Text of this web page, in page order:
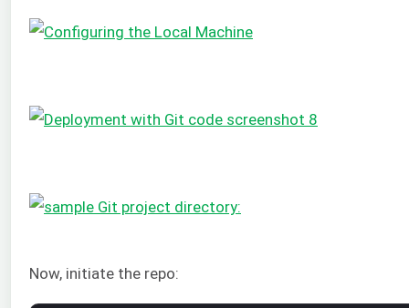
Now, initiate the repo: